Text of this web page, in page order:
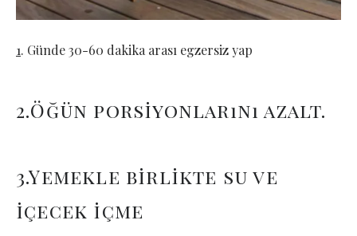
1. Günde 30-60 dakika arası egzersiz yap
2.Öğün porsiyonlarını azalt.
3.Yemekle birlikte su ve
içecek içme